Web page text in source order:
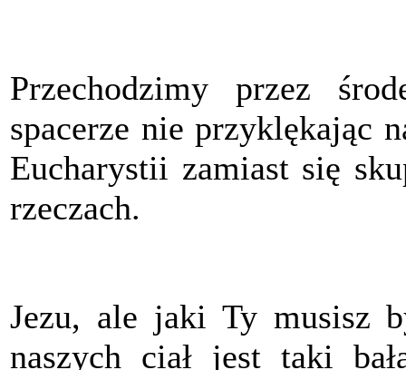
Przechodzimy przez
spacerze nie przyklękając
Eucharystii zamiast się
rzeczach.
Jezu, ale jaki Ty musisz
naszych ciał jest taki